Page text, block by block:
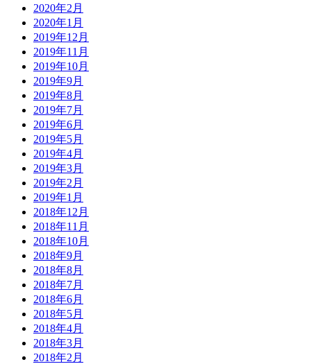
2020年2月
2020年1月
2019年12月
2019年11月
2019年10月
2019年9月
2019年8月
2019年7月
2019年6月
2019年5月
2019年4月
2019年3月
2019年2月
2019年1月
2018年12月
2018年11月
2018年10月
2018年9月
2018年8月
2018年7月
2018年6月
2018年5月
2018年4月
2018年3月
2018年2月